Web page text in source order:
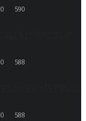
0 590
0 588
0 588